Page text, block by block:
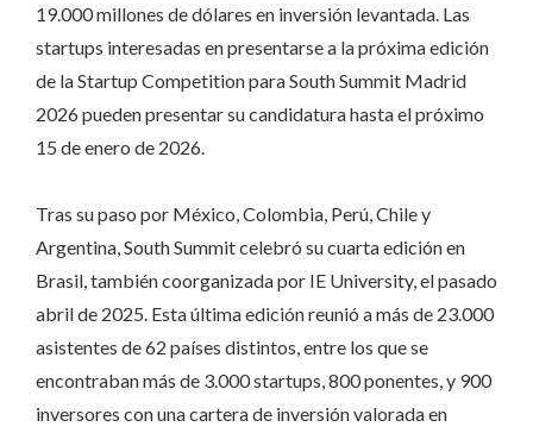
19.000 millones de dólares en inversión levantada. Las
startups interesadas en presentarse a la próxima edición
de la Startup Competition para South Summit Madrid
2026 pueden presentar su candidatura hasta el próximo
15 de enero de 2026.
Tras su paso por México, Colombia, Perú, Chile y
Argentina, South Summit celebró su cuarta edición en
Brasil, también coorganizada por IE University, el pasado
abril de 2025. Esta última edición reunió a más de 23.000
asistentes de 62 países distintos, entre los que se
encontraban más de 3.000 startups, 800 ponentes, y 900
inversores con una cartera de inversión valorada en